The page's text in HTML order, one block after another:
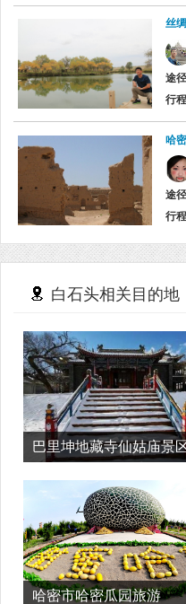
丝
途
行
哈
途
行
白石头相关目的地
巴里坤地藏寺仙姑庙景
游
哈密市哈密瓜园旅游